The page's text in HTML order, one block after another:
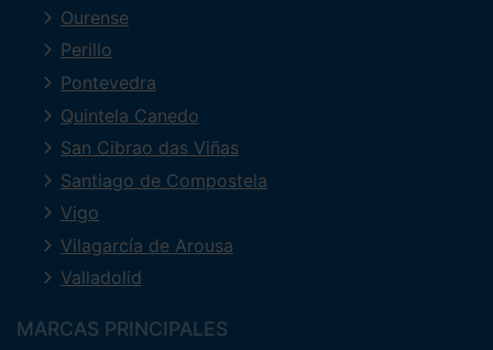
Ourense
Perillo
Pontevedra
Quintela Canedo
San Cibrao das Viñas
Santiago de Compostela
Vigo
Vilagarcía de Arousa
Valladolid
MARCAS PRINCIPALES